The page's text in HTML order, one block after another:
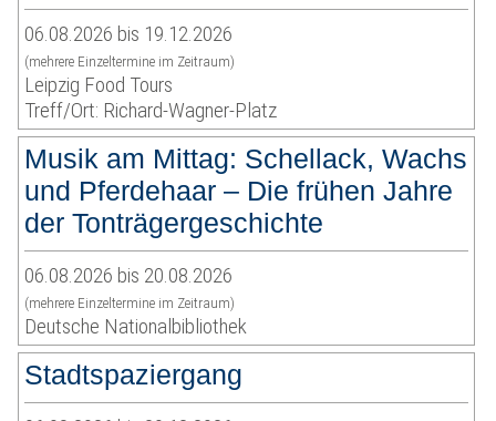
06.08.2026 bis 19.12.2026
(mehrere Einzeltermine im Zeitraum)
Leipzig Food Tours
Treff/Ort: Richard-Wagner-Platz
Musik am Mittag: Schellack, Wachs
und Pferdehaar – Die frühen Jahre
der Tonträgergeschichte
06.08.2026 bis 20.08.2026
(mehrere Einzeltermine im Zeitraum)
Deutsche Nationalbibliothek
Stadtspaziergang